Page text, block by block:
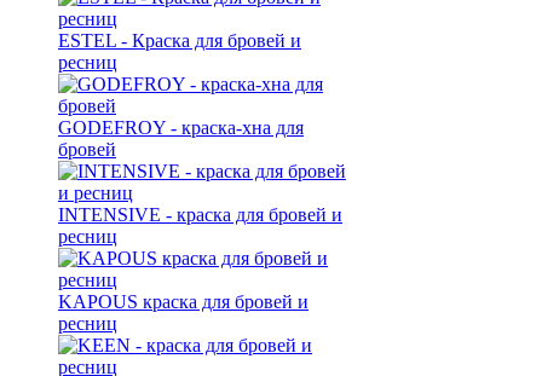
ESTEL - Краска для бровей и
ресниц
GODEFROY - краска-хна для
бровей
INTENSIVE - краска для бровей и
ресниц
KAPOUS краска для бровей и
ресниц